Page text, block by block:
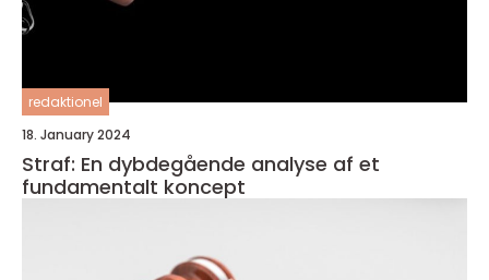
redaktionel
18. January 2024
Straf: En dybdegående analyse af et
fundamentalt koncept